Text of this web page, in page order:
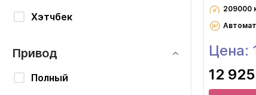
Хэтчбек
Привод
Полный
209000
Автомат
Цена:
12